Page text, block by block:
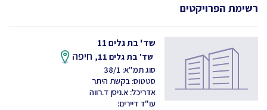
רשימת הפרויקטים
שד' בת גלים 11
שד' בת גלים 11, חיפה
סוג תמ"א: 38/1
סטטוס: בקשת היתר
אדריכל: א.ניסן ד.רווה
עו"ד דיירים: